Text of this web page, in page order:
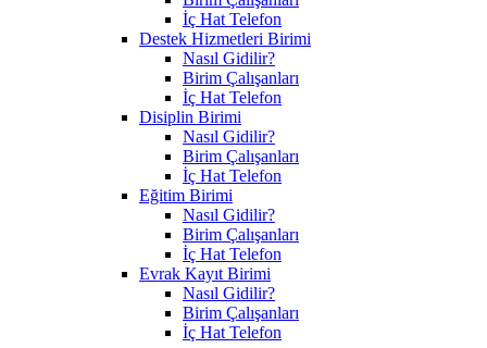
İç Hat Telefon
Destek Hizmetleri Birimi
Nasıl Gidilir?
Birim Çalışanları
İç Hat Telefon
Disiplin Birimi
Nasıl Gidilir?
Birim Çalışanları
İç Hat Telefon
Eğitim Birimi
Nasıl Gidilir?
Birim Çalışanları
İç Hat Telefon
Evrak Kayıt Birimi
Nasıl Gidilir?
Birim Çalışanları
İç Hat Telefon